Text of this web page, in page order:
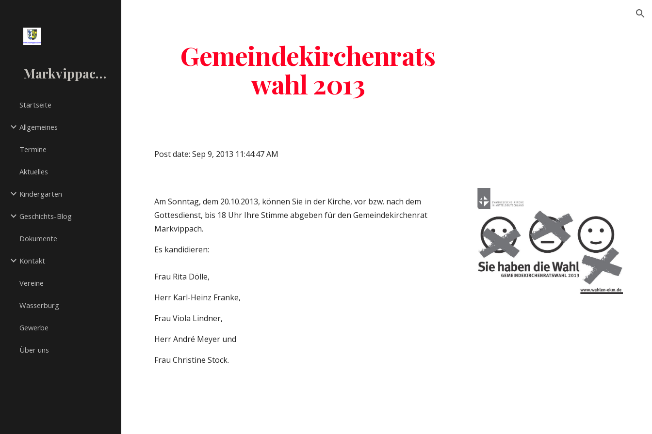
Markvippach.net
Startseite
Allgemeines
Termine
Aktuelles
Kindergarten
Geschichts-Blog
Dokumente
Kontakt
Vereine
Wasserburg
Gewerbe
Über uns
Gemeindekirchenrats
wahl 2013
Post date: Sep 9, 2013 11:44:47 AM
Am Sonntag, dem 20.10.2013, können Sie in der Kirche, vor bzw. nach dem
Gottesdienst, bis 18 Uhr Ihre Stimme abgeben für den Gemeindekirchenrat
Markvippach.
Es kandidieren:
Frau Rita Dölle,
Herr Karl-Heinz Franke,
Frau Viola Lindner,
Herr André Meyer und
Frau Christine Stock.